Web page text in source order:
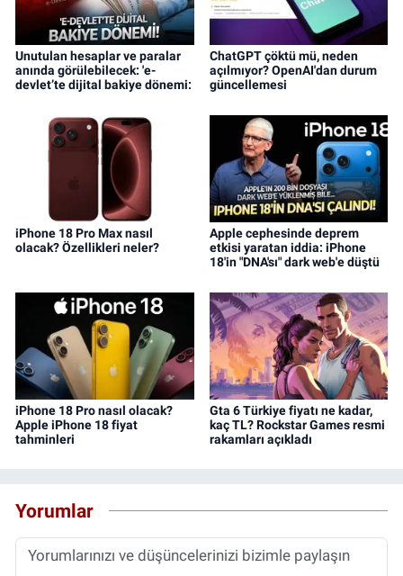
Unutulan hesaplar ve paralar
anında görülebilecek: 'e-
devlet’te dijital bakiye dönemi:
ChatGPT çöktü mü, neden
açılmıyor? OpenAI'dan durum
güncellemesi
iPhone 18 Pro Max nasıl
olacak? Özellikleri neler?
Apple cephesinde deprem
etkisi yaratan iddia: iPhone
18'in "DNA'sı" dark web'e düştü
iPhone 18 Pro nasıl olacak?
Apple iPhone 18 fiyat
tahminleri
Gta 6 Türkiye fiyatı ne kadar,
kaç TL? Rockstar Games resmi
rakamları açıkladı
Yorumlar